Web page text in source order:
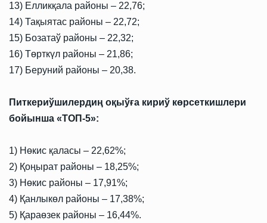
13) Елликқала районы – 22,76;
14) Тақыятас районы – 22,72;
15) Бозатаў районы – 22,32;
16) Төрткүл районы – 21,86;
17) Беруний районы – 20,38.
Питкериўшилердиң оқыўға кириў көрсеткишлери
бойынша «ТОП-5»:
1) Нөкис қаласы – 22,62%;
2) Қоңырат районы – 18,25%;
3) Нөкис районы – 17,91%;
4) Қанлыкөл районы – 17,38%;
5) Қараөзек районы – 16,44%.